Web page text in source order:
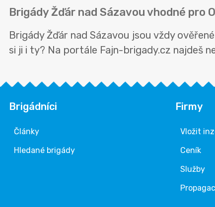
Brigády Žďár nad Sázavou vhodné pro
Brigády Žďár nad Sázavou jsou vždy
si ji i ty? Na portále Fajn-brigady.cz najdeš
Brigádníci
Články
Hledané brigády
Firmy
Vložit
Ceník
Služby